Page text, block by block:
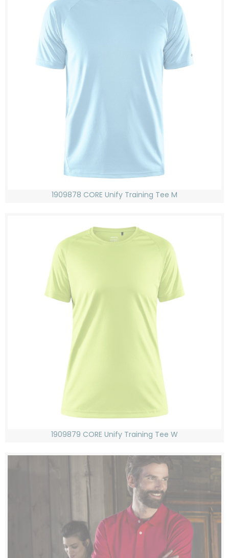
1909878 CORE Unify Training Tee M
1909879 CORE Unify Training Tee W